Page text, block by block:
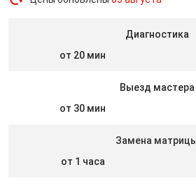
Диагностика
от 20 мин
Выезд мастера
от 30 мин
Замена
от 1 часа